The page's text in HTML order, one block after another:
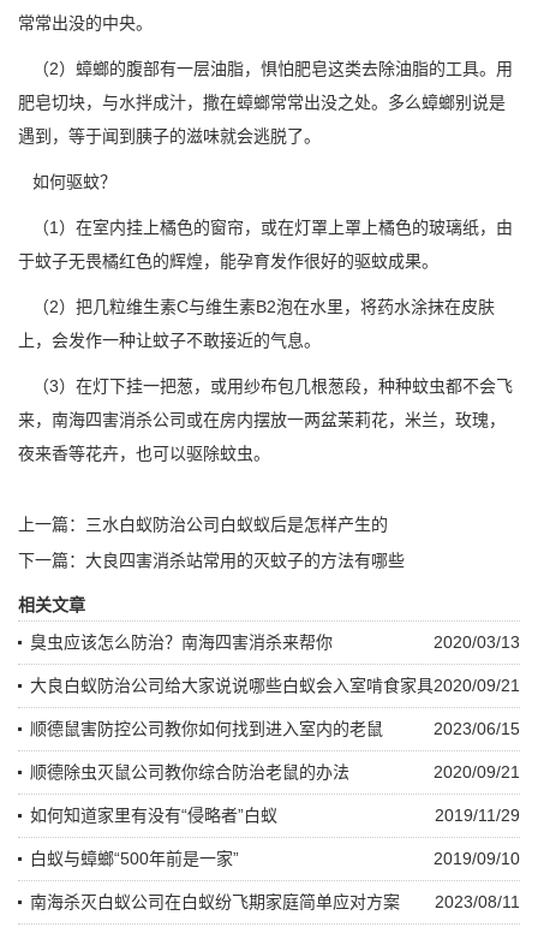
常常出没的中央。
（2）蟑螂的腹部有一层油脂，惧怕肥皂这类去除油脂的工具。用
肥皂切块，与水拌成汁，撒在蟑螂常常出没之处。多么蟑螂别说是
遇到，等于闻到胰子的滋味就会逃脱了。
如何驱蚊？
（1）在室内挂上橘色的窗帘，或在灯罩上罩上橘色的玻璃纸，由
于蚊子无畏橘红色的辉煌，能孕育发作很好的驱蚊成果。
（2）把几粒维生素C与维生素B2泡在水里，将药水涂抹在皮肤
上，会发作一种让蚊子不敢接近的气息。
（3）在灯下挂一把葱，或用纱布包几根葱段，种种蚊虫都不会飞
来，南海四害消杀公司或在房内摆放一两盆茉莉花，米兰，玫瑰，
夜来香等花卉，也可以驱除蚊虫。
上一篇： 三水白蚁防治公司白蚁蚁后是怎样产生的
下一篇： 大良四害消杀站常用的灭蚊子的方法有哪些
相关文章
2020/03/13
臭虫应该怎么防治？南海四害消杀来帮你
2020/09/21
大良白蚁防治公司给大家说说哪些白蚁会入室啃食家具
2023/06/15
顺德鼠害防控公司教你如何找到进入室内的老鼠
2020/09/21
顺德除虫灭鼠公司教你综合防治老鼠的办法
2019/11/29
如何知道家里有没有“侵略者”白蚁
2019/09/10
白蚁与蟑螂“500年前是一家”
2023/08/11
南海杀灭白蚁公司在白蚁纷飞期家庭简单应对方案